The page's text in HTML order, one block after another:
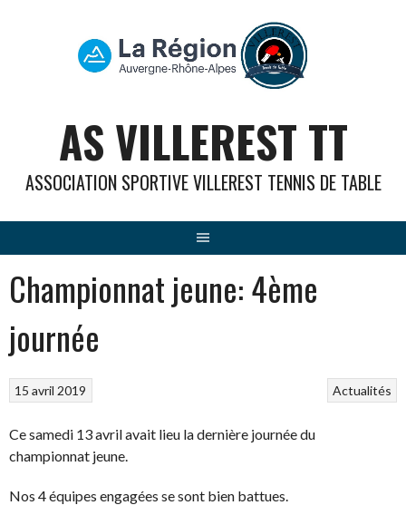
AS VILLEREST TT
ASSOCIATION SPORTIVE VILLEREST TENNIS DE TABLE
Championnat jeune: 4ème
journée
Actualités
15 avril 2019
Ce samedi 13 avril avait lieu la dernière journée du
championnat jeune.
Nos 4 équipes engagées se sont bien battues.